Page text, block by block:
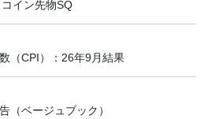
コイン先物SQ
（CPI）：26年9月結果
（ベージュブック）